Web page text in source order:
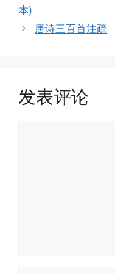
本)
唐诗三百首注疏
发表评论